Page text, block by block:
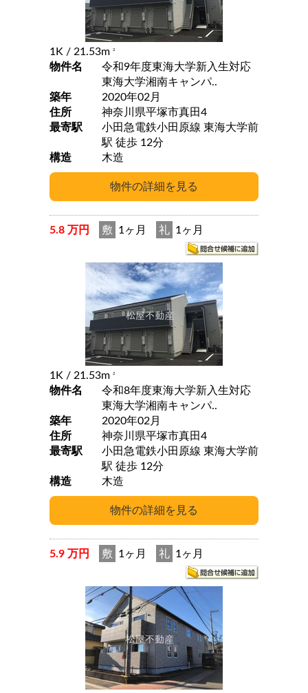
1K / 21.53m 2
物件名
令和9年度東海大学新入生対応
東海大学湘南キャンパ..
築年
2020年02月
住所
神奈川県平塚市真田4
最寄駅
小田急電鉄小田原線 東海大学前
駅 徒歩 12分
構造
木造
5.8 万円 敷 1ヶ月 礼 1ヶ月
1K / 21.53m 2
物件名
令和8年度東海大学新入生対応
東海大学湘南キャンパ..
築年
2020年02月
住所
神奈川県平塚市真田4
最寄駅
小田急電鉄小田原線 東海大学前
駅 徒歩 12分
構造
木造
5.9 万円 敷 1ヶ月 礼 1ヶ月